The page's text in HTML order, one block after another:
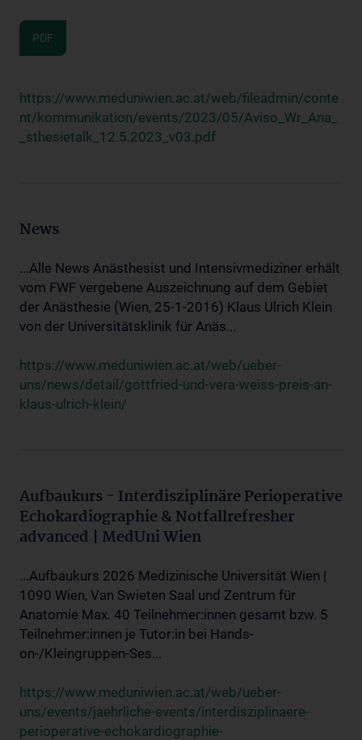
PDF
https://www.meduniwien.ac.at/web/fileadmin/conte
nt/kommunikation/events/2023/05/Aviso_Wr_Ana_
_sthesietalk_12.5.2023_v03.pdf
News
...Alle News Anästhesist und Intensivmediziner erhält
vom FWF vergebene Auszeichnung auf dem Gebiet
der Anästhesie (Wien, 25-1-2016) Klaus Ulrich Klein
von der Universitätsklinik für Anäs...
https://www.meduniwien.ac.at/web/ueber-
uns/news/detail/gottfried-und-vera-weiss-preis-an-
klaus-ulrich-klein/
Aufbaukurs - Interdisziplinäre Perioperative
Echokardiographie & Notfallrefresher
advanced | MedUni Wien
...Aufbaukurs 2026 Medizinische Universität Wien |
1090 Wien, Van Swieten Saal und Zentrum für
Anatomie Max. 40 Teilnehmer:innen gesamt bzw. 5
Teilnehmer:innen je Tutor:in bei Hands-
on-/Kleingruppen-Ses...
https://www.meduniwien.ac.at/web/ueber-
uns/events/jaehrliche-events/interdisziplinaere-
perioperative-echokardiographie-